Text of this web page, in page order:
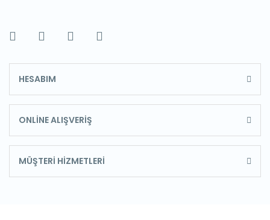
HESABIM
ONLİNE ALIŞVERİŞ
MÜŞTERİ HİZMETLERİ